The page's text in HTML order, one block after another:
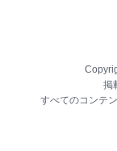
掲
すべてのコンテ